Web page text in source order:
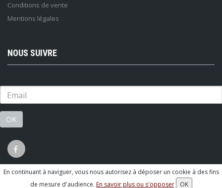
Conditions de vente
Mentions légales
NOUS SUIVRE
OK
© 2026 - Logiciel
SaasFood - Logiciel de gestion de commande sur
En continuant à naviguer, vous nous autorisez à déposer un cookie à des fins
de mesure d'audience. En savoir plus ou s'opposer OK